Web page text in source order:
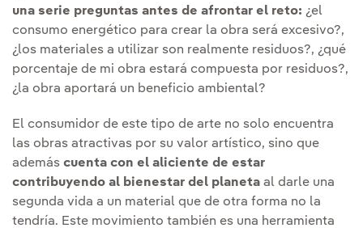
una serie preguntas antes de afrontar el reto: ¿el
consumo energético para crear la obra será excesivo?,
¿los materiales a utilizar son realmente residuos?, ¿qué
porcentaje de mi obra estará compuesta por residuos?,
¿la obra aportará un beneficio ambiental?
El consumidor de este tipo de arte no solo encuentra
las obras atractivas por su valor artístico, sino que
además cuenta con el aliciente de estar
contribuyendo al bienestar del planeta al darle una
segunda vida a un material que de otra forma no la
tendría. Este movimiento también es una herramienta